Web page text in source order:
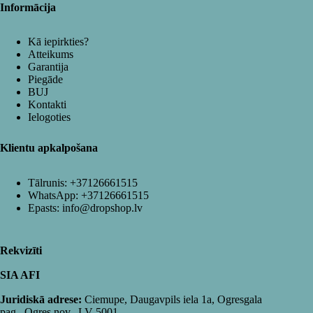
Informācija
Kā iepirkties?
Atteikums
Garantija
Piegāde
BUJ
Kontakti
Ielogoties
Klientu apkalpošana
Tālrunis: +37126661515
WhatsApp: +37126661515
Epasts: info@dropshop.lv
Rekvizīti
SIA AFI
Juridiskā adrese: Ciemupe, Daugavpils iela 1a, Ogresgala